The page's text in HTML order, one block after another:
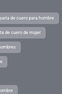
de cuero para hombre
de cuero de mujer